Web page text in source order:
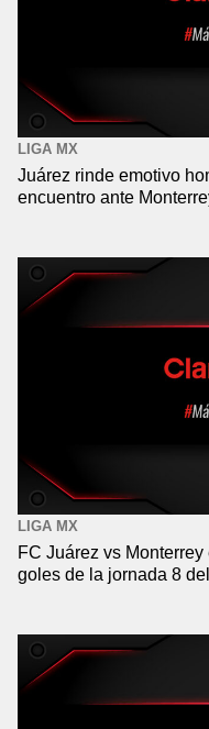
LIGA MX
Juárez rinde emotivo
encuentro ante
LIGA MX
FC Juárez vs
goles de la jornada 8